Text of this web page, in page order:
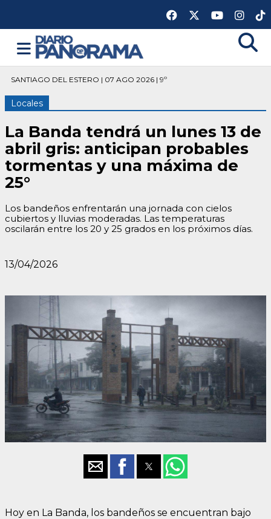
SANTIAGO DEL ESTERO | 07 AGO 2026 | 9º
Locales
La Banda tendrá un lunes 13 de
abril gris: anticipan probables
tormentas y una máxima de
25°
Los bandeños enfrentarán una jornada con cielos
cubiertos y lluvias moderadas. Las temperaturas
oscilarán entre los 20 y 25 grados en los próximos días.
13/04/2026
Hoy en La Banda, los bandeños se encuentran bajo